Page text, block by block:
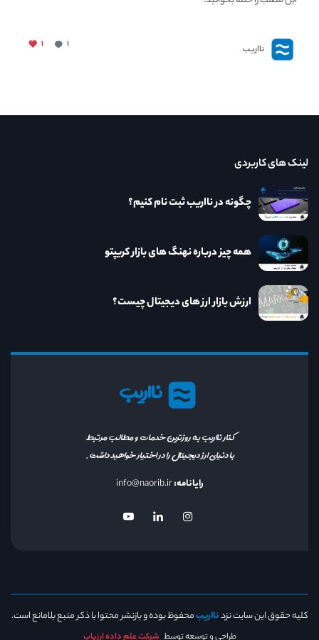
نااریب ۱ ۱
نااریب
کنار نااریب به روزترین خدمات و مطالب مرتبط
با دنیای ارز دیجیتال را در اختیار خواهید داشت.
رایانامه:info@naorib.ir
لینک های کاربردی
چگونه در نااریب ثبت نام کنیم؟
همه چیز درباره نهنگ های بازار کریپتو
ارزش بازار ارز های دیجیتال چیست؟
کلیه حقوق این سایت نزدنااریبمحفوظ بوده و بازنشر محتوا با ذکر منبع بلامانع است.
طراحی و توسعه توسط شرکت علم داده ارزیاب